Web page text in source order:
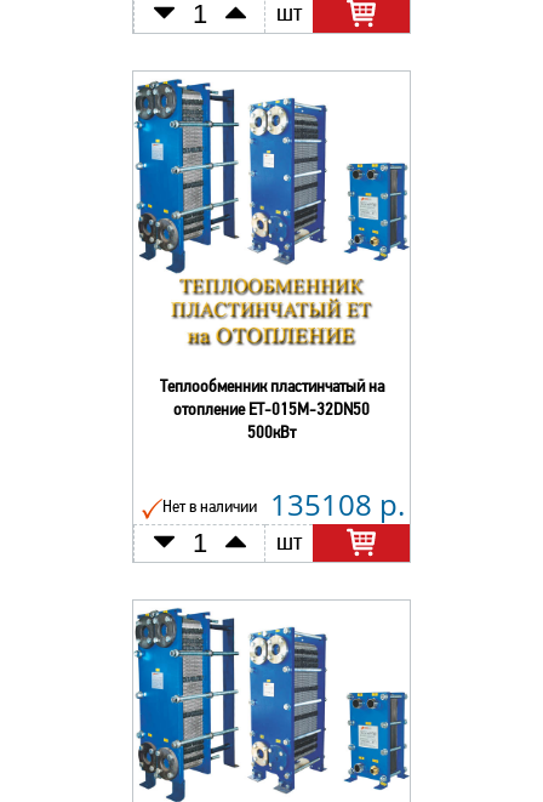
шт
Теплообменник пластинчатый на
отопление ЕТ-015М-32DN50
500кВт
Нет в наличии 135108 р.
шт